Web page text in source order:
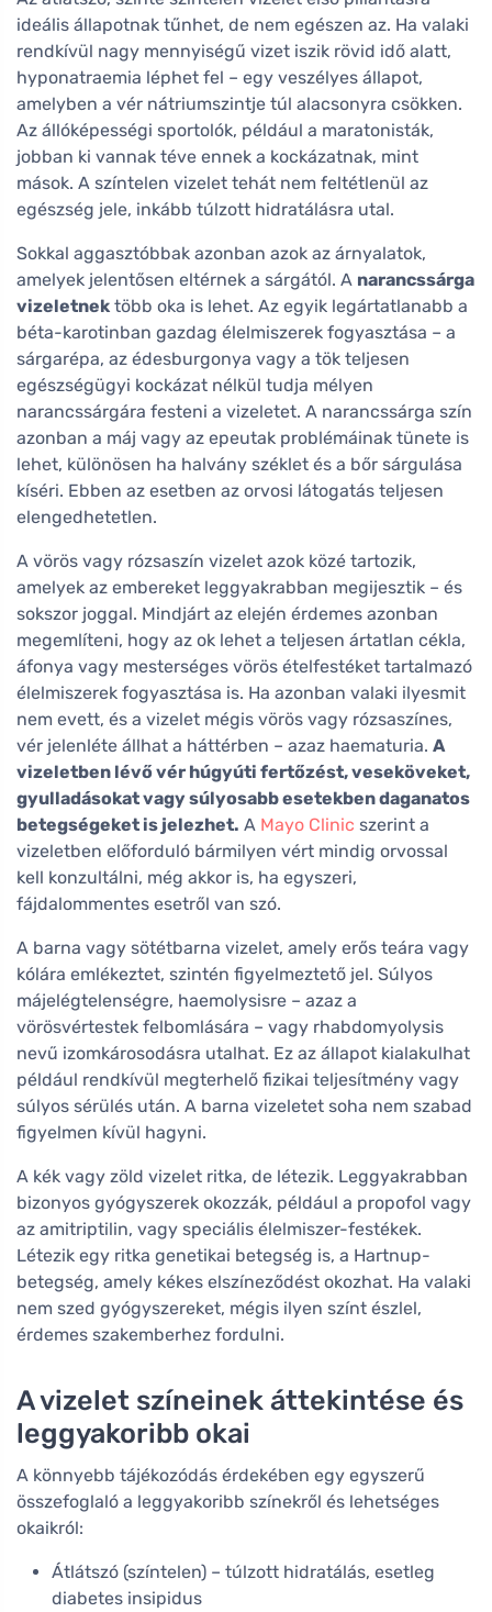
ideális állapotnak tűnhet, de nem egészen az. Ha valaki
rendkívül nagy mennyiségű vizet iszik rövid idő alatt,
hyponatraemia léphet fel – egy veszélyes állapot,
amelyben a vér nátriumszintje túl alacsonyra csökken.
Az állóképességi sportolók, például a maratonisták,
jobban ki vannak téve ennek a kockázatnak, mint
mások. A színtelen vizelet tehát nem feltétlenül az
egészség jele, inkább túlzott hidratálásra utal.
Sokkal aggasztóbbak azonban azok az árnyalatok,
amelyek jelentősen eltérnek a sárgától. A narancssárga
vizeletnek több oka is lehet. Az egyik legártatlanabb a
béta-karotinban gazdag élelmiszerek fogyasztása – a
sárgarépa, az édesburgonya vagy a tök teljesen
egészségügyi kockázat nélkül tudja mélyen
narancssárgára festeni a vizeletet. A narancssárga szín
azonban a máj vagy az epeutak problémáinak tünete is
lehet, különösen ha halvány széklet és a bőr sárgulása
kíséri. Ebben az esetben az orvosi látogatás teljesen
elengedhetetlen.
A vörös vagy rózsaszín vizelet azok közé tartozik,
amelyek az embereket leggyakrabban megijesztik – és
sokszor joggal. Mindjárt az elején érdemes azonban
megemlíteni, hogy az ok lehet a teljesen ártatlan cékla,
áfonya vagy mesterséges vörös ételfestéket tartalmazó
élelmiszerek fogyasztása is. Ha azonban valaki ilyesmit
nem evett, és a vizelet mégis vörös vagy rózsaszínes,
vér jelenléte állhat a háttérben – azaz haematuria. A
vizeletben lévő vér húgyúti fertőzést, veseköveket,
gyulladásokat vagy súlyosabb esetekben daganatos
betegségeket is jelezhet. A Mayo Clinic szerint a
vizeletben előforduló bármilyen vért mindig orvossal
kell konzultálni, még akkor is, ha egyszeri,
fájdalommentes esetről van szó.
A barna vagy sötétbarna vizelet, amely erős teára vagy
kólára emlékeztet, szintén figyelmeztető jel. Súlyos
májelégtelenségre, haemolysisre – azaz a
vörösvértestek felbomlására – vagy rhabdomyolysis
nevű izomkárosodásra utalhat. Ez az állapot kialakulhat
például rendkívül megterhelő fizikai teljesítmény vagy
súlyos sérülés után. A barna vizeletet soha nem szabad
figyelmen kívül hagyni.
A kék vagy zöld vizelet ritka, de létezik. Leggyakrabban
bizonyos gyógyszerek okozzák, például a propofol vagy
az amitriptilin, vagy speciális élelmiszer-festékek.
Létezik egy ritka genetikai betegség is, a Hartnup-
betegség, amely kékes elszíneződést okozhat. Ha valaki
nem szed gyógyszereket, mégis ilyen színt észlel,
érdemes szakemberhez fordulni.
A vizelet színeinek áttekintése és
leggyakoribb okai
A könnyebb tájékozódás érdekében egy egyszerű
összefoglaló a leggyakoribb színekről és lehetséges
okaikról:
Átlátszó (színtelen) – túlzott hidratálás, esetleg
diabetes insipidus